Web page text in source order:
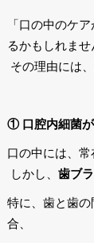
「口の中のケ
るかもしれませ
その理由には
① 口腔内細菌
口の中には、常
しかし、 歯ブ
特に、歯と歯
合、